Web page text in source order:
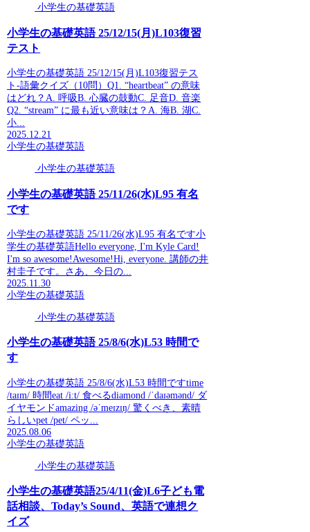
小学生の基礎英語
小学生の基礎英語 25/12/15(月)L103復習
テスト
小学生の基礎英語 25/12/15(月)L103復習テス
ト-語彙クイズ（10問）Q1. “heartbeat” の意味
はどれ？A. 呼吸B. 心臓の鼓動C. 足音D. 音楽
Q2. “stream” に最も近い意味は？A. 海B. 湖C.
小...
2025.12.21
小学生の基礎英語
小学生の基礎英語
小学生の基礎英語 25/11/26(水)L95 有名
です
小学生の基礎英語 25/11/26(水)L95 有名です小
学生の基礎英語Hello everyone, I'm Kyle Card!
I'm so awesome!Awesome!Hi, everyone. 講師の井
村圭子です。さあ、今日の...
2025.11.30
小学生の基礎英語
小学生の基礎英語
小学生の基礎英語 25/8/6(水)L53 時間で
す
小学生の基礎英語 25/8/6(水)L53 時間ですtime
/taɪm/ 時間eat /iːt/ 食べるdiamond /ˈdaɪəmənd/ ダ
イヤモンドamazing /əˈmeɪzɪŋ/ 驚くべき、素晴
らしいpet /pet/ ペッ...
2025.08.06
小学生の基礎英語
小学生の基礎英語
小学生の基礎英語25/4/11(金)L6子ども電
話相談、Today’s Sound、英語で連想ク
イズ